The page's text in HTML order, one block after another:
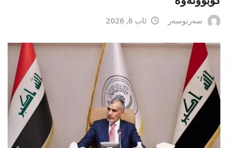
سەرنوسەر ئاب 6, 2026